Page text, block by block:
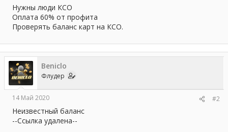
Нужны люди КСО
Оплата 60% от профита
Проверять баланс карт на КСО.
Beniclo
Флудер
14 Май 2020 #2
Неизвестный баланс
--Ссылка удалена--